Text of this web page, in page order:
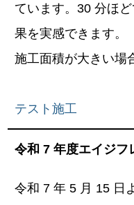
ています。30 分ほ
果を実感できます。
施工面積が大きい場
テスト施工
令和 7 年度エイジフ
令和 7 年 5 月 15 日